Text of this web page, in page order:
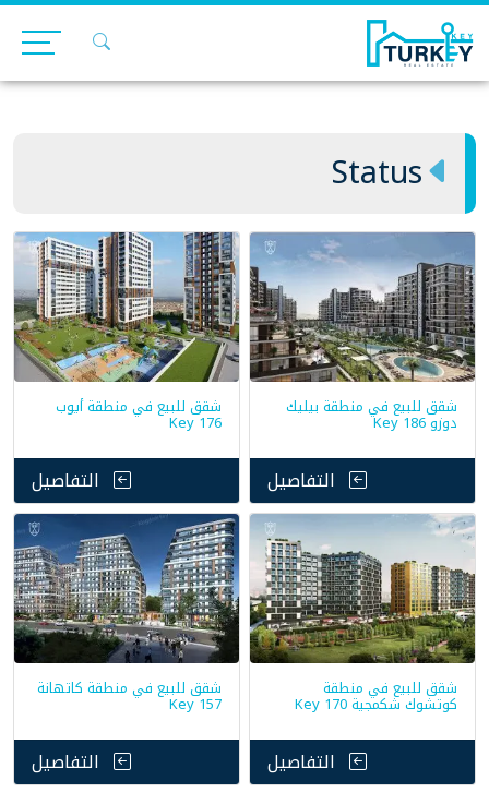
Skip
content
Status
شقق للبيع في منطقة بيليك
دوزو Key 186
التفاصيل
شقق للبيع في منطقة أيوب
Key 176
التفاصيل
شقق للبيع في منطقة
كوتشوك شكمجية Key 170
التفاصيل
شقق للبيع في منطقة كاتهانة
Key 157
التفاصيل